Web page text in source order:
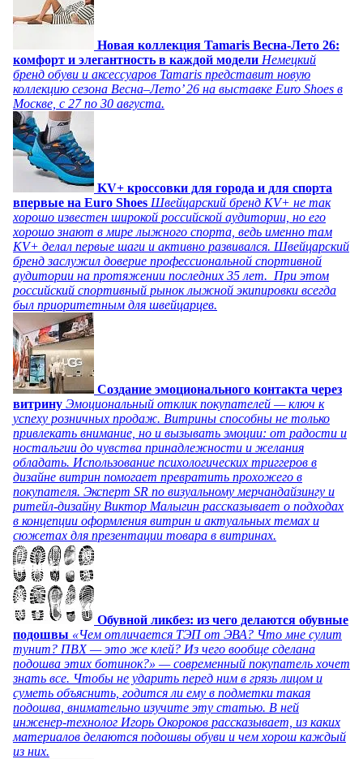
Новая коллекция Tamaris Весна-Лето 26:
комфорт и элегантность в каждой модели Немецкий
бренд обуви и аксессуаров Tamaris представит новую
коллекцию сезона Весна–Лето’ 26 на выставке Euro Shoes в
Москве, с 27 по 30 августа.
KV+ кроссовки для города и для спорта
впервые на Euro Shoes Швейцарский бренд KV+ не так
хорошо известен широкой российской аудитории, но его
хорошо знают в мире лыжного спорта, ведь именно там
KV+ делал первые шаги и активно развивался. Швейцарский
бренд заслужил доверие профессиональной спортивной
аудитории на протяжении последних 35 лет. При этом
российский спортивный рынок лыжной экипировки всегда
был приоритетным для швейцарцев.
Создание эмоционального контакта через
витрину Эмоциональный отклик покупателей — ключ к
успеху розничных продаж. Витрины способны не только
привлекать внимание, но и вызывать эмоции: от радости и
ностальгии до чувства принадлежности и желания
обладать. Использование психологических триггеров в
дизайне витрин помогает превратить прохожего в
покупателя. Эксперт SR по визуальному мерчандайзингу и
ритейл-дизайну Виктор Малыгин рассказывает о подходах
в концепции оформления витрин и актуальных темах и
сюжетах для презентации товара в витринах.
Обувной ликбез: из чего делаются обувные
подошвы «Чем отличается ТЭП от ЭВА? Что мне сулит
тунит? ПВХ — это же клей? Из чего вообще сделана
подошва этих ботинок?» — современный покупатель хочет
знать все. Чтобы не ударить перед ним в грязь лицом и
суметь объяснить, годится ли ему в подметки такая
подошва, внимательно изучите эту статью. В ней
инженер-технолог Игорь Окороков рассказывает, из каких
материалов делаются подошвы обуви и чем хорош каждый
из них.